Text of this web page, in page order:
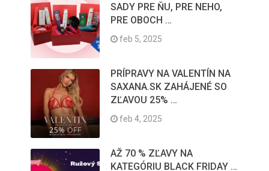
SADY PRE ŇU, PRE NEHO,
PRE OBOCH …
feb 5, 2025
PRÍPRAVY NA VALENTÍN NA
SAXANA.SK ZAHÁJENÉ SO
ZĽAVOU 25% …
feb 4, 2025
AŽ 70 % ZĽAVY NA
KATEGÓRIU BLACK FRIDAY …